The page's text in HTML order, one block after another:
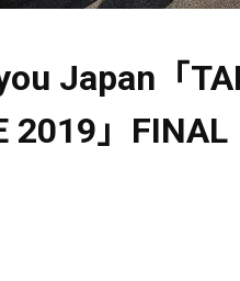
Japan「
2019」